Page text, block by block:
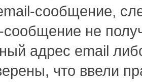
сообщение,
не
адрес email
что ввели